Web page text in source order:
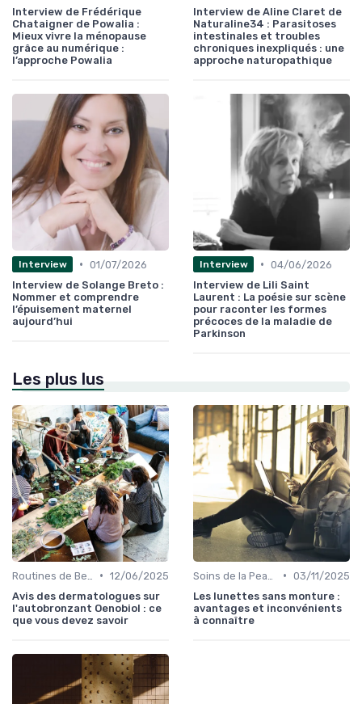
Interview de Frédérique
Chataigner de Powalia :
Mieux vivre la ménopause
grâce au numérique :
l’approche Powalia
Interview de Aline Claret de
Naturaline34 : Parasitoses
intestinales et troubles
chroniques inexpliqués : une
approche naturopathique
Interview • 01/07/2026
Interview de Solange Breto :
Nommer et comprendre
l’épuisement maternel
aujourd’hui
Interview • 04/06/2026
Interview de Lili Saint
Laurent : La poésie sur scène
pour raconter les formes
précoces de la maladie de
Parkinson
Les plus lus
• 12/06/2025
Avis des dermatologues sur
l'autobronzant Oenobiol : ce
que vous devez savoir
• 03/11/2025
Les lunettes sans monture :
avantages et inconvénients
à connaître